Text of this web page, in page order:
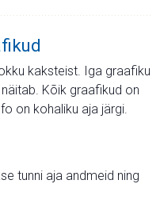
kaksteist. Iga graafiku
Kõik graafikud on
on kohaliku aja järgi.
tunni aja andmeid ning